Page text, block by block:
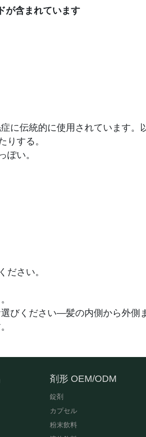
が含まれています
に伝統的に使用されています。
りする。
ぽい。
ださい。
びください—髪の内側から外側
剤形 OEM/ODM
錠剤
カプセル
粉末飲料